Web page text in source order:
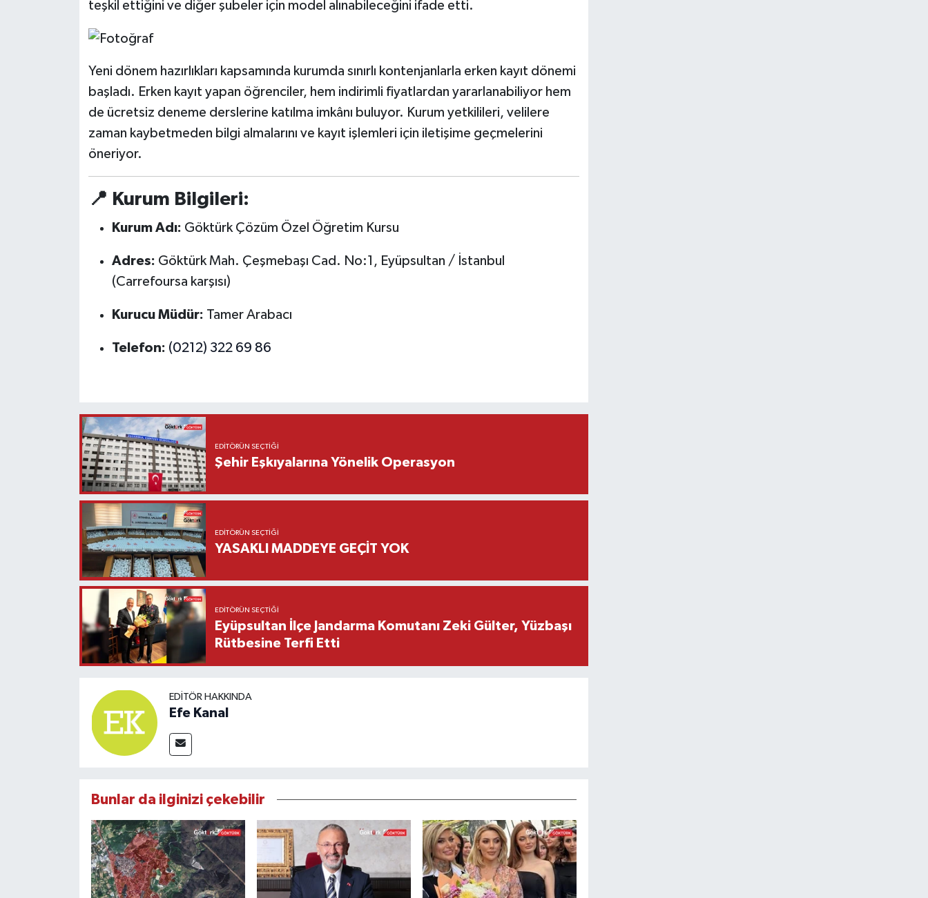
teşkil ettiğini ve diğer şubeler için model alınabileceğini ifade etti.
Yeni dönem hazırlıkları kapsamında kurumda sınırlı kontenjanlarla erken kayıt dönemi
başladı. Erken kayıt yapan öğrenciler, hem indirimli fiyatlardan yararlanabiliyor hem
de ücretsiz deneme derslerine katılma imkânı buluyor. Kurum yetkilileri, velilere
zaman kaybetmeden bilgi almalarını ve kayıt işlemleri için iletişime geçmelerini
öneriyor.
📍 Kurum Bilgileri:
Kurum Adı: Göktürk Çözüm Özel Öğretim Kursu
Adres: Göktürk Mah. Çeşmebaşı Cad. No:1, Eyüpsultan / İstanbul
(Carrefoursa karşısı)
Kurucu Müdür: Tamer Arabacı
Telefon: (0212) 322 69 86
EDITÖRÜN SEÇTIĞI
Şehir Eşkıyalarına Yönelik Operasyon
EDITÖRÜN SEÇTIĞI
YASAKLI MADDEYE GEÇİT YOK
EDITÖRÜN SEÇTIĞI
Eyüpsultan İlçe Jandarma Komutanı Zeki Gülter, Yüzbaşı
Rütbesine Terfi Etti
EDITÖR HAKKINDA
Efe Kanal
Bunlar da ilginizi çekebilir